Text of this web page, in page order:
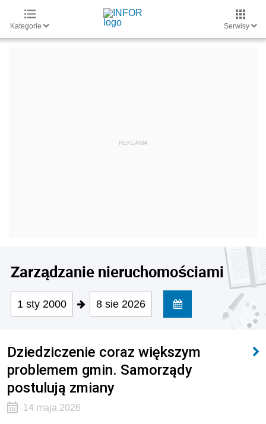
Kategorie Serwisy
Zarządzanie nieruchomościami
1 sty 2000 8 sie 2026
Dziedziczenie coraz większym
problemem gmin. Samorządy
postulują zmiany
14 maja 2026